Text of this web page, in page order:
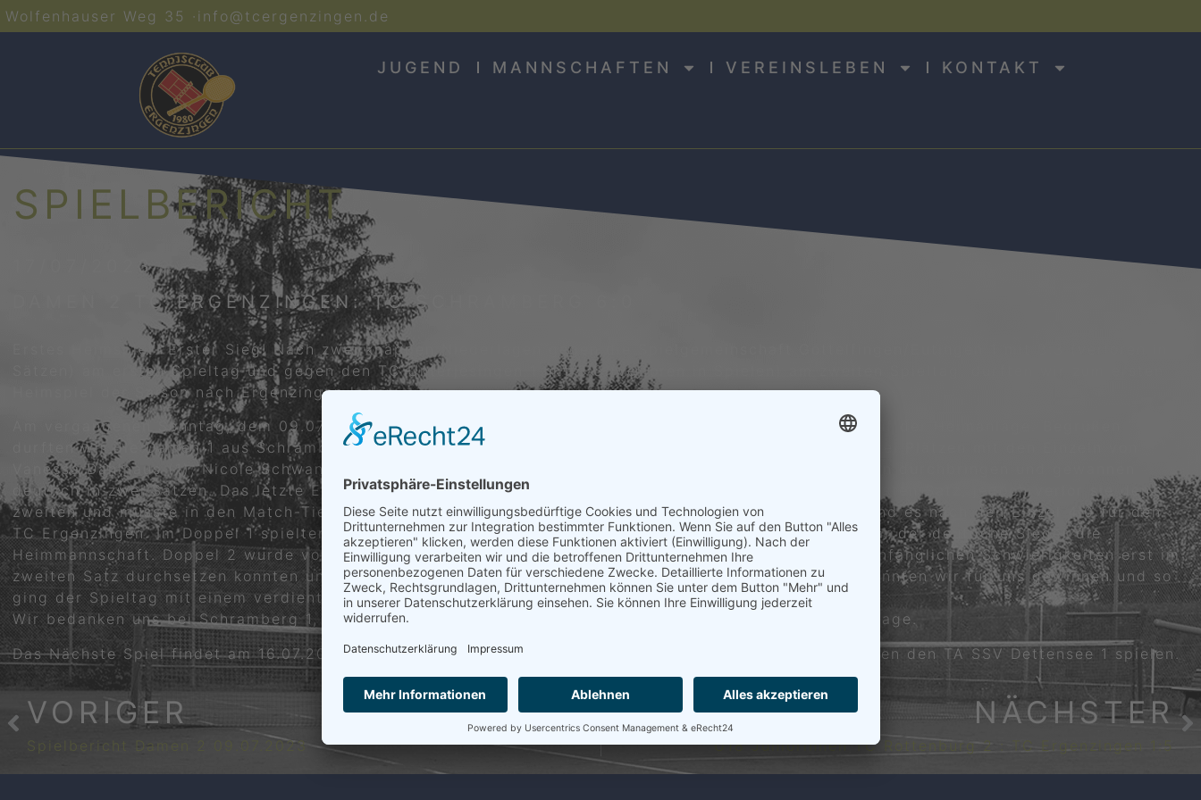
Wolfenhauser Weg 35 · info@tcergenzingen.de
JUGEND MANNSCHAFTEN VEREINSLEBEN KONTAKT
SPIELBERICHT
17/07/2023
DAMEN 2 TC ERGENZINGEN: TC SCHRAMBERG 6:0
Erstes Heimspiel- Erster Sieg! Nach zwei knappen Niederlagen gegen die Spielgemeinschaft Göttelfingen/Eutingen 1 mit 3:3 (verloren in
Sätzen) am ersten Spieltag und gegen den TC Unterjesingen 1 mit 3:3 (verloren in Spielen) am zweiten Spieltag, durften wir zum ersten
Heimspiel der Saison nach Ergenzingen laden.
Am vergangenen Sonntag, dem 09.07.2023 um 10 Uhr, hatte die Damenmannschaft 2 ihr erstes Spiel auf der Heimanlage. Begrüßen
durften wir die Damen 1 aus Schramberg mit ihren vier Spielerinnen. Gestartet wurde um 10 Uhr auf drei Plätzen mit den Einzeln von
Vanessa Dahlhaus (1), Nicole Schwanzer (2) und Laura Teufel (4). Alle drei konnten ihre Spiele souverän durchbringen und gewannen
deutlich in zwei Sätzen. Das letzte Einzel wurde von Nina Mayer (3) ausgetragen. Diese gewann den ersten Satz, jedoch verlor sie den
zweiten und musste in den Match-Tiebreak, welchen sie knapp gegen ihre Gegnerin gewann. Somit stand es nach den Einzel 4:0 für den
TC Ergenzingen. Im Doppel 1 spielten Vanessa Dahlhaus (1) und Nicole Schwanzer (2) und auch hier war der deutliche Sieger die
Heimmannschaft. Doppel 2 wurde von Nina Mayer (3) und Laura Teufel (4) ausgetragen, die sich mit anfänglichen Schwierigkeiten erst im
zweiten Satz durchsetzen konnten und so auch hier ins Match-Tiebreak mussten. Auch das Doppel 2 konnten wir für uns gewinnen und so
ging der Spieltag mit einem verdienten 6:0 nach Ergenzingen.
Wir bedanken uns bei Schramberg 1, Eutingen/Göttelfingen 1 und Unterjesingen1 für die schönen Spieltage.
Das Nächste Spiel findet am 16.07.2023 auf der Heimanlage in Ergenzingen statt. Dort werden wir gegen den TA SSV Dettensee 1 spielen.
VORIGER
Spielbericht Damen 2 09.07.2023
NÄCHSTER
U18 Juniorinnen TC Rottenburg 2 : TC Ergenzingen 1:5